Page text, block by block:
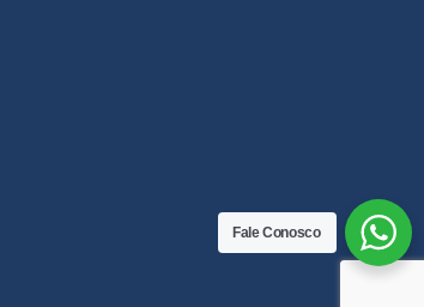
Fale Conosco